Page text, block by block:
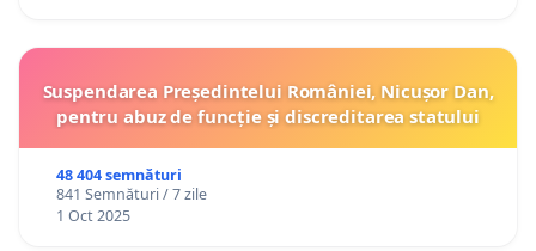
Suspendarea Președintelui României, Nicușor Dan,
pentru abuz de funcție și discreditarea statului
48 404 semnături
841 Semnături / 7 zile
1 Oct 2025